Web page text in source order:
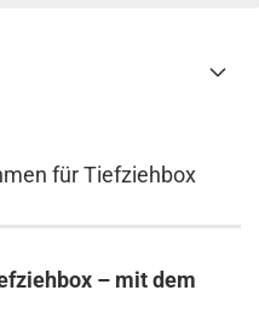
für Tiefziehbox
– mit dem